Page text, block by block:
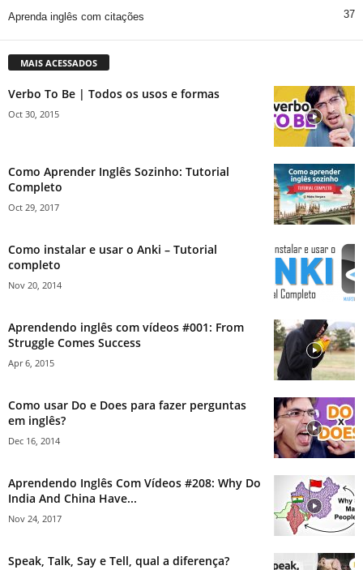
Aprenda inglês com citações 37
MAIS ACESSADOS
Verbo To Be | Todos os usos e formas
Oct 30, 2015
Como Aprender Inglês Sozinho: Tutorial
Completo
Oct 29, 2017
Como instalar e usar o Anki – Tutorial
completo
Nov 20, 2014
Aprendendo inglês com vídeos #001: From
Struggle Comes Success
Apr 6, 2015
Como usar Do e Does para fazer perguntas
em inglês?
Dec 16, 2014
Aprendendo Inglês Com Vídeos #208: Why Do
India And China Have...
Nov 24, 2017
Speak, Talk, Say e Tell, qual a diferença?